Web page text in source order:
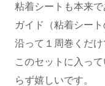
粘着シートも本来
ガイド（粘着シー
沿って１周巻くだ
このセットに入っ
らず嬉しいです。